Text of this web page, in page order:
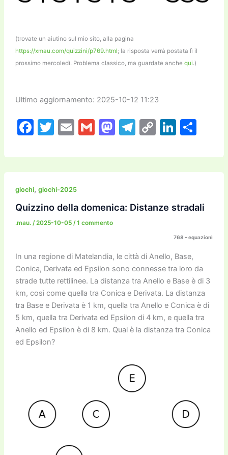
(trovate un aiutino sul mio sito, alla pagina
https://xmau.com/quizzini/p769.html; la risposta verrà postata lì il
prossimo mercoledì. Problema classico, ma guardate anche qui.)
Ultimo aggiornamento: 2025-10-12 11:23
F
c
e
b
o
o
T
itt
er
E
ai
l
G
ai
l
M
st
o
o
T
e
gr
m
C
p
y
n
Li
k
e
n
C
n
di
di
giochi, giochi-2025
Quizzino della domenica: Distanze stradali
.mau. /2025-10-05 /1 commento
768 – equazioni
In una regione di Matelandia, le città di Anello, Base,
Conica, Derivata ed Epsilon sono connesse tra loro da
strade tutte rettilinee. La distanza tra Anello e Base è di 3
km, così come quella tra Conica e Derivata. La distanza
tra Base e Derivata è 1 km, quella tra Anello e Conica è di
5 km, quella tra Derivata ed Epsilon di 4 km, e quella tra
Anello ed Epsilon è di 8 km. Qual è la distanza tra Conica
ed Epsilon?